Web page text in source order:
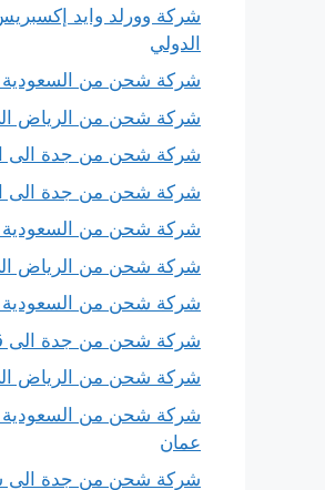
شركة وورلد وايد
الدولي
شركة شحن من السعودية
شركة شحن من الرياض
شركة شحن من جدة الى
شركة شحن من جدة الى
شركة شحن من السعودية
شركة شحن من الرياض
شركة شحن من السعودية
شركة شحن من جدة الى
شركة شحن من الرياض
شركة شحن من السعودية
عمان
شركة شحن من جدة الى